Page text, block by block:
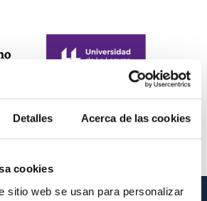
Detalles Acerca de las cookies
cookies
sitio web se usan para personalizar